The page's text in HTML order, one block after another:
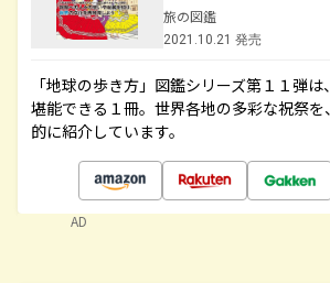
旅の図鑑
2021.10.21 発売
「地球の歩き方」図鑑シリーズ第１１弾
堪能できる１冊。世界各地の多彩な祝祭
的に紹介しています。
AD